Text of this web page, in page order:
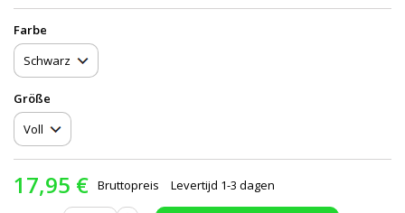
Farbe
Größe
17,95 € Bruttopreis Levertijd 1-3 dagen